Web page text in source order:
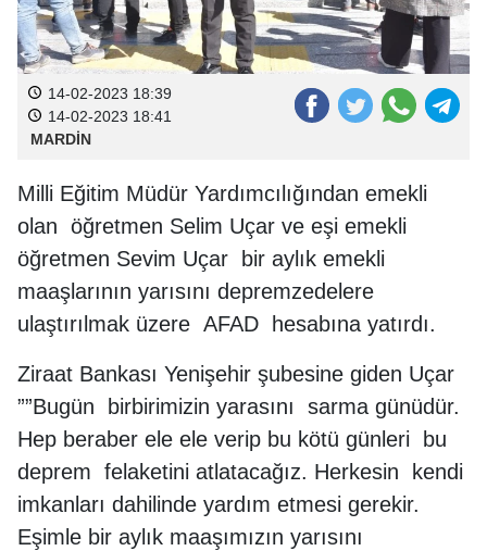
14-02-2023 18:39
14-02-2023 18:41
MARDİN
Milli Eğitim Müdür Yardımcılığından emekli
olan öğretmen Selim Uçar ve eşi emekli
öğretmen Sevim Uçar bir aylık emekli
maaşlarının yarısını depremzedelere
ulaştırılmak üzere AFAD hesabına yatırdı.
Ziraat Bankası Yenişehir şubesine giden Uçar
””Bugün birbirimizin yarasını sarma günüdür.
Hep beraber ele ele verip bu kötü günleri bu
deprem felaketini atlatacağız. Herkesin kendi
imkanları dahilinde yardım etmesi gerekir.
Eşimle bir aylık maaşımızın yarısını